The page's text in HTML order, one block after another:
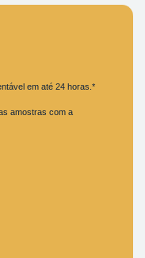
em até 24 horas.*
amostras com a